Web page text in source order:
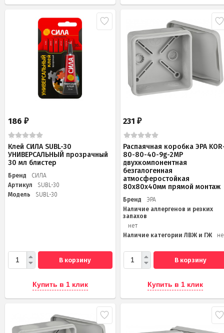
186 ₽
Клей СИЛА SUBL-30
УНИВЕРСАЛЬНЫЙ прозрачный
30 мл блистер
Бренд
СИЛА
Артикул
SUBL-30
Модель
SUBL-30
В корзину
Купить в 1 клик
231₽
Распаячная коробка ЭРА
80-80-40-9g-2MP
двухкомпонентная
безгалогенная
атмосферостойкая
80х80х40мм прямой монтаж
Бренд
ЭРА
Наличие аллергенов и резких
запахов
нет
Наличие категории ЛВЖ и ГЖ
В корзину
Купить в 1 клик